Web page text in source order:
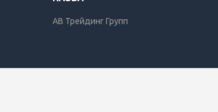
АВ Трейдинг Групп